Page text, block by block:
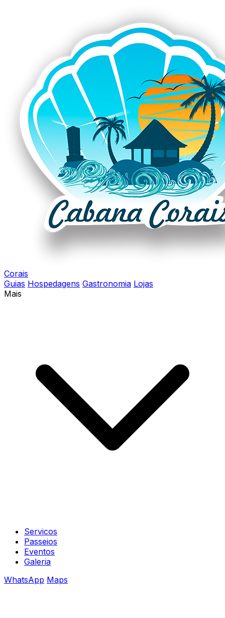
Corais
Guias Hospedagens Gastronomia Lojas
Mais
Servicos
Passeios
Eventos
Galeria
WhatsApp Maps